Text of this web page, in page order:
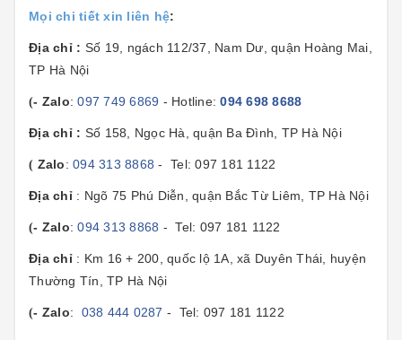
Mọi chi tiết xin liên hệ:
Địa chỉ : Số 19, ngách 112/37, Nam Dư, quận Hoàng Mai,
TP Hà Nội
(- Zalo:097 749 6869 - Hotline:094 698 8688
Địa chỉ : Số 158, Ngọc Hà, quận Ba Đình, TP Hà Nội
( Zalo: 094 313 8868- Tel: 097 181 1122
Địa chỉ : Ngõ 75 Phú Diễn, quận Bắc Từ Liêm, TP Hà Nội
(- Zalo:094 313 8868 - Tel: 097 181 1122
Địa chỉ : Km 16 + 200, quốc lộ 1A, xã Duyên Thái, huyện
Thường Tín, TP Hà Nội
(- Zalo: 038 444 0287 - Tel: 097 181 1122